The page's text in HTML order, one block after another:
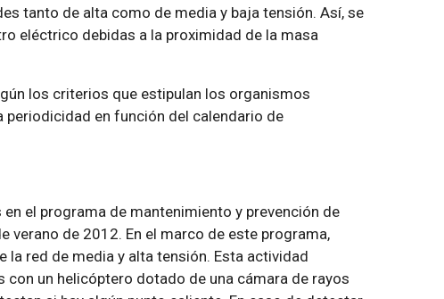
tanto de alta como de media y baja tensión. Así, se
eléctrico debidas a la proximidad de la masa
los criterios que estipulan los organismos
en función del calendario de
el programa de mantenimiento y prevención de
verano de 2012. En el marco de este programa,
red de media y alta tensión. Esta actividad
un helicóptero dotado de una cámara de rayos